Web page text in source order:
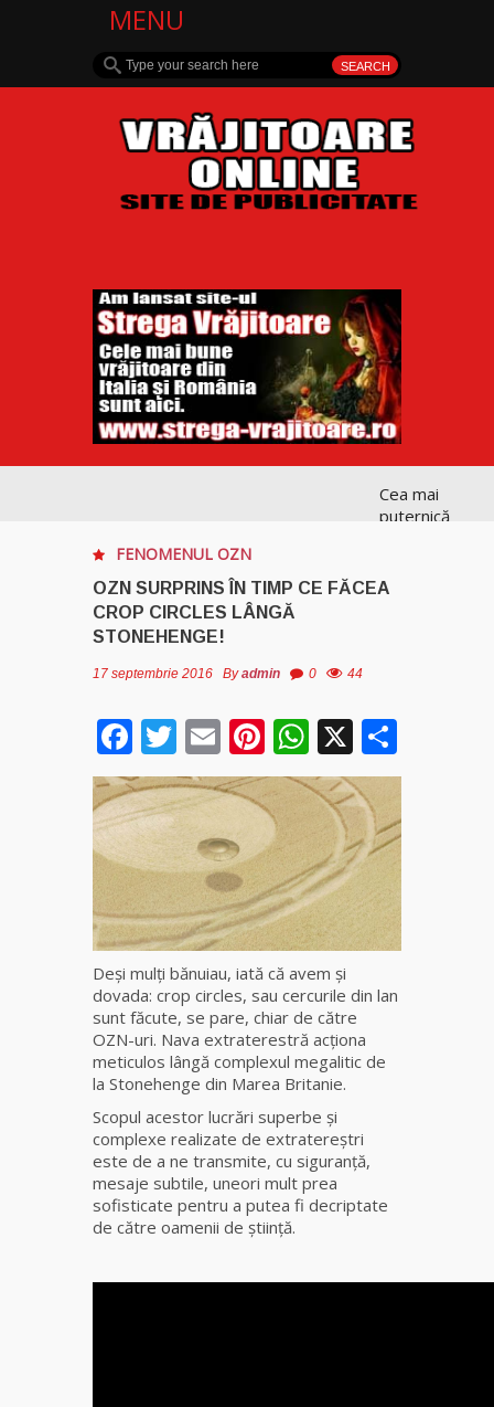
MENU
Cea mai
puternică
albă și
Vrăjitoarea
Morgana,
magiei
negre
Tămăduitoarea
Elena
din
Gheorghe,
Mamei
FENOMENUL OZN
OZN SURPRINS ÎN TIMP CE FĂCEA
CROP CIRCLES LÂNGĂ
STONEHENGE!
17 septembrie 2016 Byadmin 0 44
Facebook
Twitter
EmailPinterest
WhatsApp
X
Deşi mulţi bănuiau, iată că avem şi
dovada: crop circles, sau cercurile din lan
sunt făcute, se pare, chiar de către
OZN-uri. Nava extraterestră acţiona
meticulos lângă complexul megalitic de
la Stonehenge din Marea Britanie.
Scopul acestor lucrări superbe şi
complexe realizate de extratereştri
este de a ne transmite, cu siguranţă,
mesaje subtile, uneori mult prea
sofisticate pentru a putea fi decriptate
de către oamenii de ştiinţă.